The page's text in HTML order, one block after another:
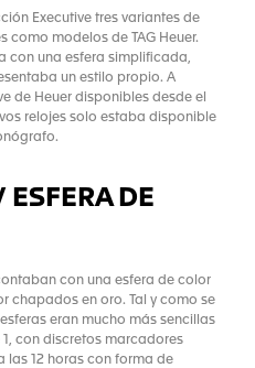
Executive tres variantes de
modelos de TAG Heuer.
con una esfera simplificada,
un estilo propio. A
de Heuer disponibles desde el
relojes solo estaba disponible
DE
con una esfera de color
chapados en oro. Tal y como se
eran mucho más sencillas
con discretos marcadores
las 12 horas con forma de